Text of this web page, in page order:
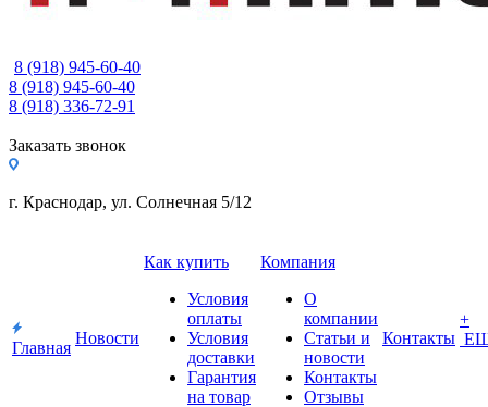
8 (918) 945-60-40
8 (918) 945-60-40
8 (918) 336-72-91
Заказать звонок
г. Краснодар, ул. Солнечная 5/12
Главная
Новости
Как купить
Условия
оплаты
Условия
доставки
Гарантия
на товар
Компания
О
компании
Статьи и
новости
Контакты
Отзывы
Контакты
+